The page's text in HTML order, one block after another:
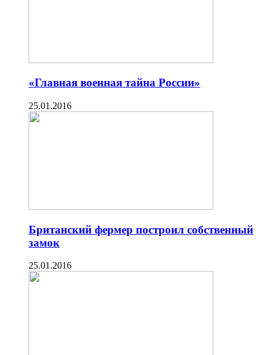
«Главная военная тайна России»
25.01.2016
Британский фермер построил собственный
замок
25.01.2016